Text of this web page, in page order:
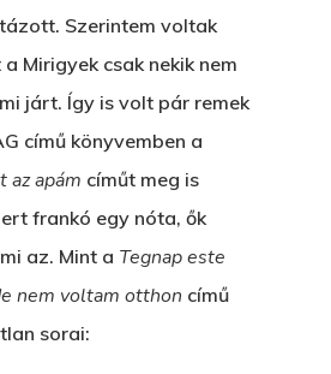
Szerintem voltak
Mirigyek csak nekik nem
járt. Így is volt pár remek
című könyvemben a
az apám címűt meg is
frankó egy nóta, ők
az. Mint a Tegnap este
nem voltam otthon című
sorai: